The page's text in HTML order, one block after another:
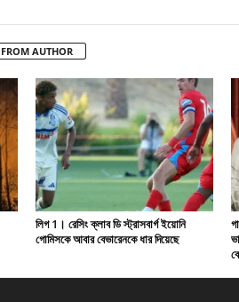
AUTHOR
লিগ 1। রেসিং ক্লাব ডি স্ট্রাসবার্গ ইয়োনি
গোমিসকে আবার বেভারেনকে ধার দিয়েছে